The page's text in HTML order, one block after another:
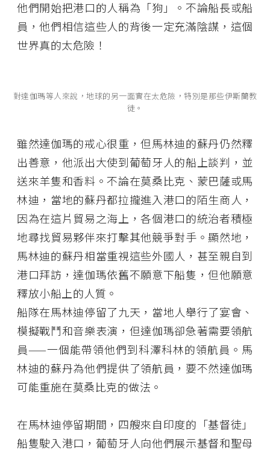
他們開始把港口的人稱為「狗」。不論船長或船
員，他們相信這些人的背後一定充滿陰謀，這個
世界真的太危險！
對達伽瑪等人來說，地球的另一面實在太危險，特別是那些伊斯蘭教
徒。
雖然達伽瑪的戒心很重，但馬林迪的蘇丹仍然釋
出善意，他派出大使到葡萄牙人的船上談判，並
送來羊隻和香料。不論在莫桑比克、蒙巴薩或馬
林迪，當地的蘇丹都拉攏進入港口的陌生商人，
因為在這片貿易之海上，各個港口的統治者積極
地尋找貿易夥伴來打擊其他競爭對手。顯然地，
馬林迪的蘇丹相當重視這些外國人，甚至親自到
港口拜訪，達伽瑪依舊不願意下船隻，但他願意
釋放小船上的人質。
船隊在馬林迪停留了九天，當地人舉行了宴會、
模擬戰鬥和音樂表演，但達伽瑪卻急著需要領航
員——一個能帶領他們到科澤科林的領航員。馬
林迪的蘇丹為他們提供了領航員，要不然達伽瑪
可能重施在莫桑比克的做法。
在馬林迪停留期間，四艘來自印度的「基督徒」
船隻駛入港口，葡萄牙人向他們展示基督和聖母